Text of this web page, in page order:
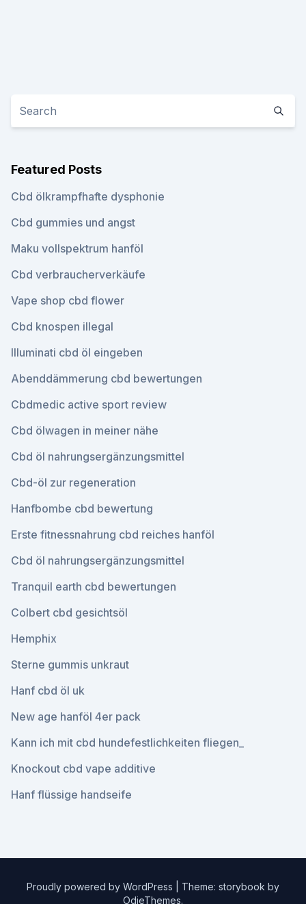
Featured Posts
Cbd ölkrampfhafte dysphonie
Cbd gummies und angst
Maku vollspektrum hanföl
Cbd verbraucherverkäufe
Vape shop cbd flower
Cbd knospen illegal
Illuminati cbd öl eingeben
Abenddämmerung cbd bewertungen
Cbdmedic active sport review
Cbd ölwagen in meiner nähe
Cbd öl nahrungsergänzungsmittel
Cbd-öl zur regeneration
Hanfbombe cbd bewertung
Erste fitnessnahrung cbd reiches hanföl
Cbd öl nahrungsergänzungsmittel
Tranquil earth cbd bewertungen
Colbert cbd gesichtsöl
Hemphix
Sterne gummis unkraut
Hanf cbd öl uk
New age hanföl 4er pack
Kann ich mit cbd hundefestlichkeiten fliegen_
Knockout cbd vape additive
Hanf flüssige handseife
Proudly powered by WordPress
Theme: storybook by
OdieThemes.